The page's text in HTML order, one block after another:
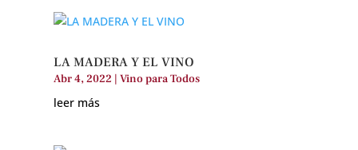
LA MADERA Y EL VINO
Abr 4, 2022 |Vino para Todos
leer más